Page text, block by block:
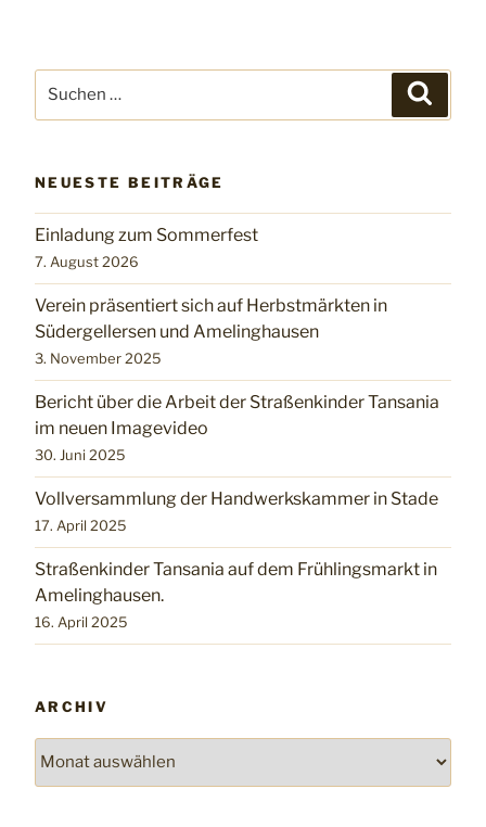
nach:
NEUESTE BEITRÄGE
Einladung zum Sommerfest
7. August 2026
Verein präsentiert sich auf Herbstmärkten in
Südergellersen und Amelinghausen
3. November 2025
Bericht über die Arbeit der Straßenkinder Tansania
im neuen Imagevideo
30. Juni 2025
Vollversammlung der Handwerkskammer in Stade
17. April 2025
Straßenkinder Tansania auf dem Frühlingsmarkt in
Amelinghausen.
16. April 2025
ARCHIV